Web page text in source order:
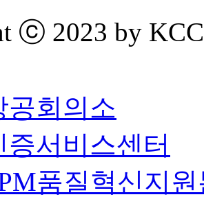
ⓒ 2023 by
공회의소
증서비스센터
품질혁신지